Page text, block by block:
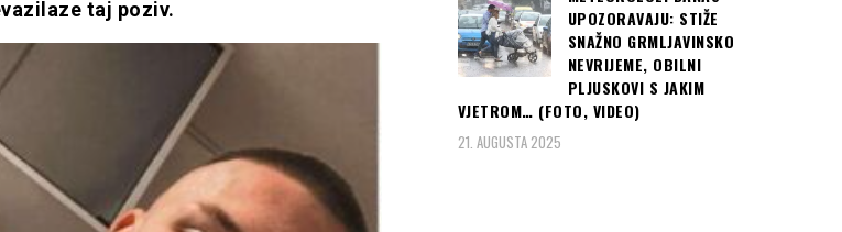
taj poziv.
UPOZORAVAJU: STIŽE
SNAŽNO GRMLJAVINSKO
NEVRIJEME, OBILNI
PLJUSKOVI S JAKIM
VJETROM… (FOTO, VIDEO)
21. AUGUSTA 2025